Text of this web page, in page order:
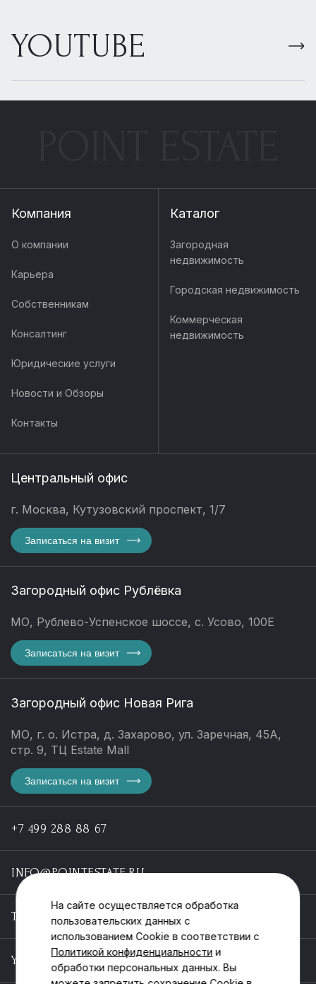
YOUTUBE
Компания
О компании
Карьера
Собственникам
Консалтинг
Юридические услуги
Новости и Обзоры
Контакты
Каталог
Загородная
недвижимость
Городская недвижимость
Коммерческая
недвижимость
Центральный офис
г. Москва, Кутузовский проспект, 1/7
Записаться на визит
Загородный офис Рублёвка
МО, Рублево-Успенское шоссе, с. Усово, 100Е
Записаться на визит
Загородный офис Новая Рига
МО, г. о. Истра, д. Захарово, ул. Заречная, 45А,
стр. 9, ТЦ Estate Mall
Записаться на визит
+7 499 288 88 67
INFO@POINTESTATE.RU
TELEGRAM
YOUTUBE
На сайте осуществляется обработка
пользовательских данных с
использованием Cookie в соответствии с
Политикой конфиденциальности и
обработки персональных данных. Вы